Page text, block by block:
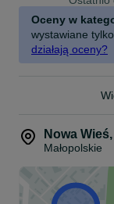
Zapoznaj się z
firany-mojapasja.pl
Oceny w
wystawiane
działają oceny?
Nowa Wieś,
Małopolskie